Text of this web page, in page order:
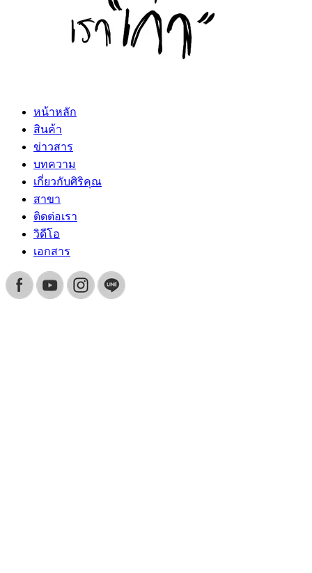
หน้าหลัก
สินค้า
ข่าวสาร
บทความ
เกี่ยวกับศิริคุณ
สาขา
ติดต่อเรา
วิดีโอ
เอกสาร